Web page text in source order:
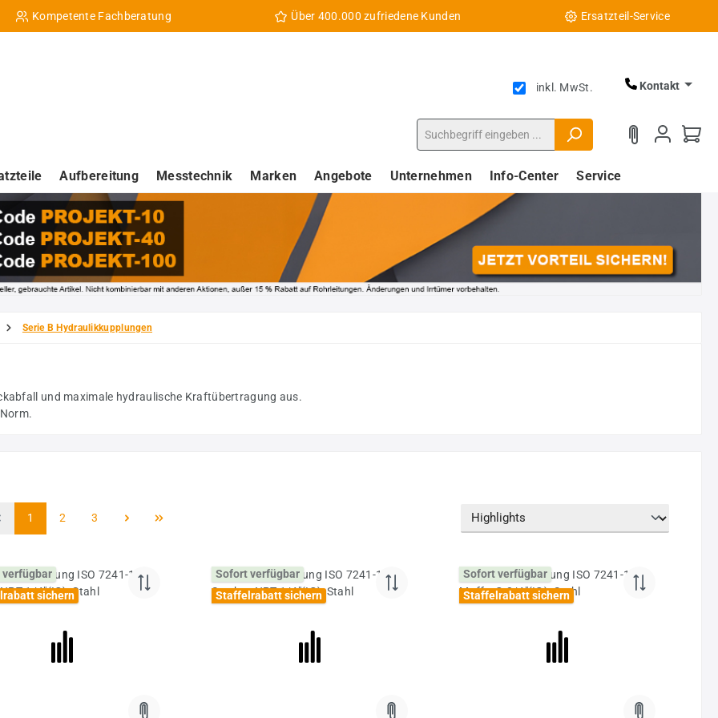
Kompetente Fachberatung Über 400.000 zufriedene Kunden Ersatzteil-Service
inkl. MwSt. Kontakt
Aufbereitung Messtechnik Marken Angebote Unternehmen Info-Center Service
Serie B Hydraulikkupplungen
und maximale hydraulische Kraftübertragung aus.
Seite
1 Seite
2 Seite
3
sichern
Sofort verfügbar
Staffelrabatt sichern
Sofort verfügbar
Staffelrabatt sichern